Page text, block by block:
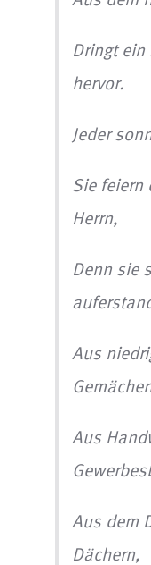
Dringt ein
hervor.
Jeder
Sie feiern
Herrn,
Denn sie
Aus
Aus
Aus dem
Dächern,